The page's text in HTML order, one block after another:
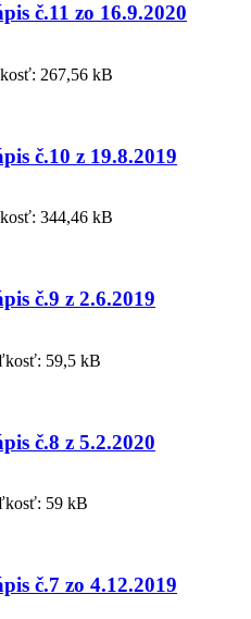
č.11 zo 16.9.2020
267,56 kB
č.10 z 19.8.2019
344,46 kB
č.9 z 2.6.2019
59,5 kB
č.8 z 5.2.2020
59 kB
č.7 zo 4.12.2019